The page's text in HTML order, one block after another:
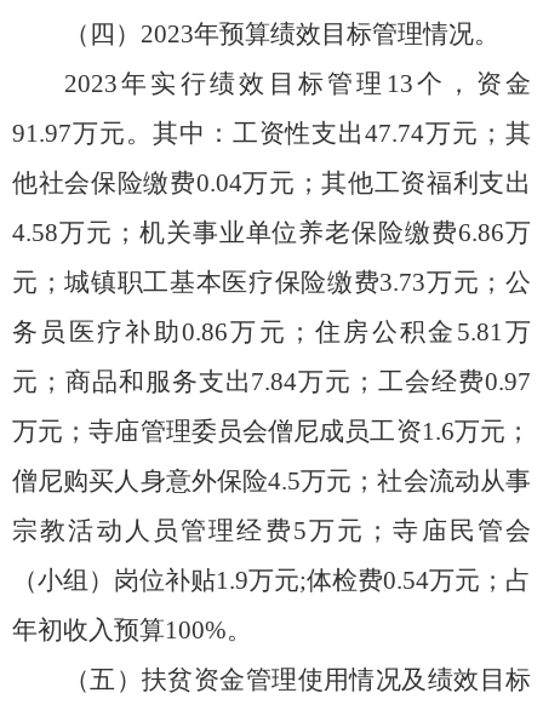
（四） 2023年预算绩效目标管理情况。
2023年实行绩效目标管理13个，资金
91.97万元。其中：工资性支出47.74万元；其
他社会保险缴费0.04万元；其他工资福利支出
4.58万元；机关事业单位养老保险缴费6.86万
元；城镇职工基本医疗保险缴费3.73万元；公
务员医疗补助0.86万元；住房公积金5.81万
元；商品和服务支出7.84万元；工会经费0.97
万元；寺庙管理委员会僧尼成员工资1.6万元；
僧尼购买人身意外保险4.5万元；社会流动从事
宗教活动人员管理经费5万元；寺庙民管会
（小组）岗位补贴1.9万元;体检费0.54万元；占
年初收入预算100%。
（五）扶贫资金管理使用情况及绩效目标